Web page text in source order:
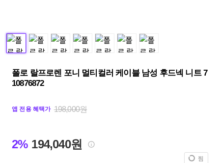
폴로 랄프로렌 포니 멀티컬러 케이블 남성 후드넥 니트 7
10876872
앱 전용 혜택가 198,000원
2% 194,040원
찜